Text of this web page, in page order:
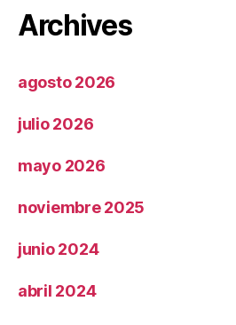
Archives
agosto 2026
julio 2026
mayo 2026
noviembre 2025
junio 2024
abril 2024